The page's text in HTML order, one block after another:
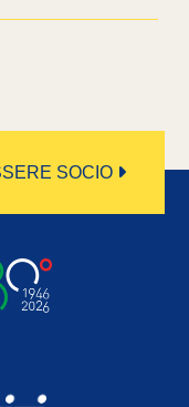
SOCIO